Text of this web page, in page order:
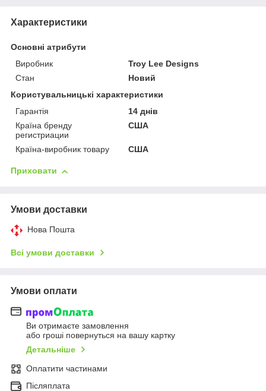
Характеристики
Основні атрибути
Виробник
Troy Lee Designs
Стан
Новий
Користувальницькі характеристики
Гарантія
14 днів
Країна бренду
регистриации
США
Країна-виробник товару США
Приховати
Умови доставки
Нова Пошта
Всі умови доставки
Умови оплати
Ви отримаєте замовлення
або гроші повернуться на вашу картку
Детальніше
Оплатити частинами
Післяплата